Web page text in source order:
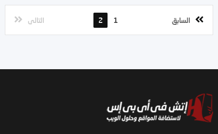
السابق 1
2 التالى